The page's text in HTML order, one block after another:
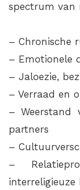
spectrum van
– Chronische
– Emotionele
– Jaloezie,
– Verraad en
– Weerstand
partners
–
–
interreligieuze